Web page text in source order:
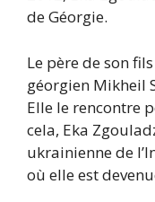
de Géorgie.
Le père de son
géorgien Mikheil
Elle le rencontre
cela, Eka
ukrainienne de
où elle est